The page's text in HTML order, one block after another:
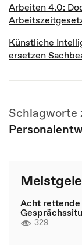
Arbeiten 4.0:
Künstliche
ersetzen
Schlagworte
Acht
329